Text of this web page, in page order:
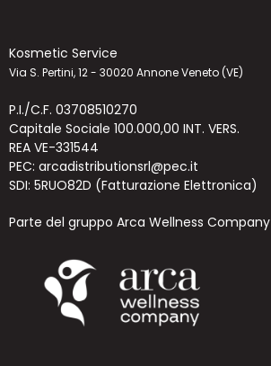
Kosmetic Service
Via S. Pertini, 12 - 30020 Annone Veneto (VE)
P.I./C.F. 03708510270
Capitale Sociale 100.000,00 INT. VERS.
REA VE-331544
PEC: arcadistributionsrl@pec.it
SDI: 5RUO82D (Fatturazione Elettronica)
Parte del gruppo Arca Wellness Company